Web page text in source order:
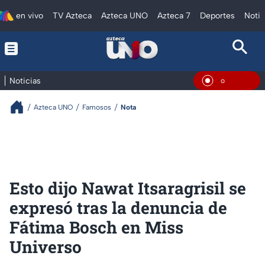
en vivo TV Azteca Azteca UNO Azteca 7 Deportes
Noticias En Vivo
Azteca UNO Famosos Nota
Esto dijo Nawat Itsaragrisil se
expresó tras la denuncia de
Fátima Bosch en Miss
Universo